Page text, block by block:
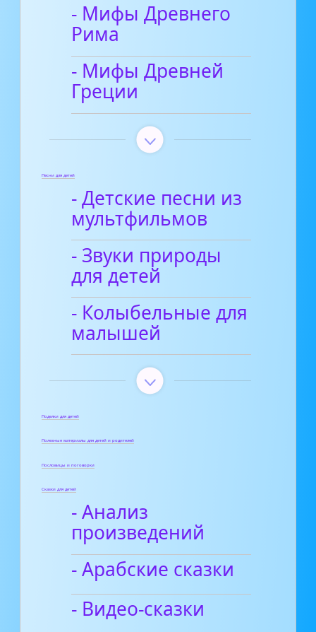
- Мифы Древнего
Рима
- Мифы Древней
Греции
Песни для детей
- Детские песни из
мультфильмов
- Звуки природы
для детей
- Колыбельные для
малышей
Поделки для детей
Полезные материалы для детей и родителей
Пословицы и поговорки
Сказки для детей
- Анализ
произведений
- Арабские сказки
- Видео-сказки